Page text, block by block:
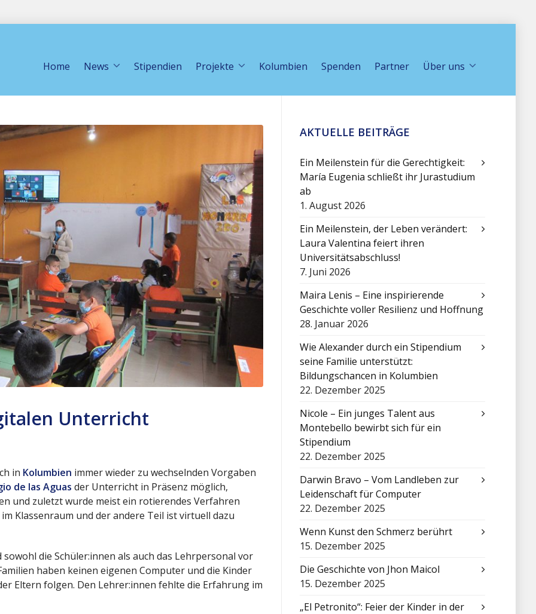
Home News Stipendien Projekte Kolumbien Spenden Partner Über uns
Unterricht
in Kolumbien immer wieder zu wechselnden Vorgaben
de las Aguas der Unterricht in Präsenz möglich,
und zuletzt wurde meist ein rotierendes Verfahren
Klassenraum und der andere Teil ist virtuell dazu
die Schüler:innen als auch das Lehrpersonal vor
haben keinen eigenen Computer und die Kinder
Eltern folgen. Den Lehrer:innen fehlte die Erfahrung im
AKTUELLE BEITRÄGE
Ein Meilenstein für die Gerechtigkeit:
María Eugenia schließt ihr Jurastudium
ab
1. August 2026
Ein Meilenstein, der Leben verändert:
Laura Valentina feiert ihren
Universitätsabschluss!
7. Juni 2026
Maira Lenis – Eine inspirierende
Geschichte voller Resilienz und Hoffnung
28. Januar 2026
Wie Alexander durch ein Stipendium
seine Familie unterstützt:
Bildungschancen in Kolumbien
22. Dezember 2025
Nicole – Ein junges Talent aus
Montebello bewirbt sich für ein
Stipendium
22. Dezember 2025
Darwin Bravo – Vom Landleben zur
Leidenschaft für Computer
22. Dezember 2025
Wenn Kunst den Schmerz berührt
15. Dezember 2025
Die Geschichte von Jhon Maicol
15. Dezember 2025
„El Petronito“: Feier der Kinder in der